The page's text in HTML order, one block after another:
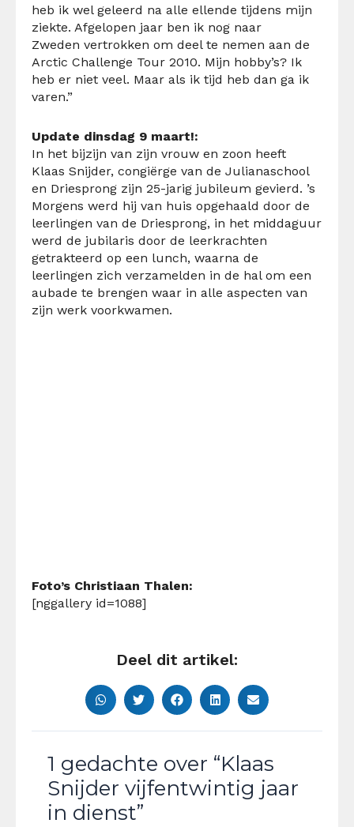
heb ik wel geleerd na alle ellende tijdens mijn
ziekte. Afgelopen jaar ben ik nog naar
Zweden vertrokken om deel te nemen aan de
Arctic Challenge Tour 2010. Mijn hobby’s? Ik
heb er niet veel. Maar als ik tijd heb dan ga ik
varen.”
Update dinsdag 9 maart!:
In het bijzijn van zijn vrouw en zoon heeft
Klaas Snijder, congiërge van de Julianaschool
en Driesprong zijn 25-jarig jubileum gevierd. ’s
Morgens werd hij van huis opgehaald door de
leerlingen van de Driesprong, in het middaguur
werd de jubilaris door de leerkrachten
getrakteerd op een lunch, waarna de
leerlingen zich verzamelden in de hal om een
aubade te brengen waar in alle aspecten van
zijn werk voorkwamen.
Foto’s Christiaan Thalen:
[nggallery id=1088]
Deel dit artikel:
1 gedachte over “Klaas
Snijder vijfentwintig jaar
in dienst”